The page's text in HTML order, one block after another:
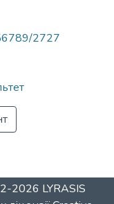
2727
2026 LYRASIS